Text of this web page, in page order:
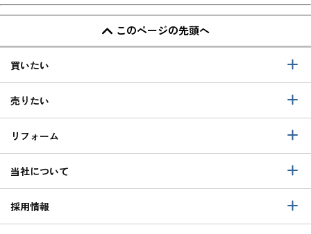
このページの先頭へ
買いたい
売りたい
リフォーム
当社について
採用情報